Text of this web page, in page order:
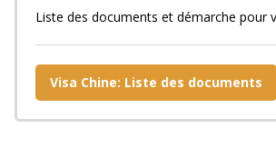
Liste des documents et démarche pour
Visa Chine: Liste des documents